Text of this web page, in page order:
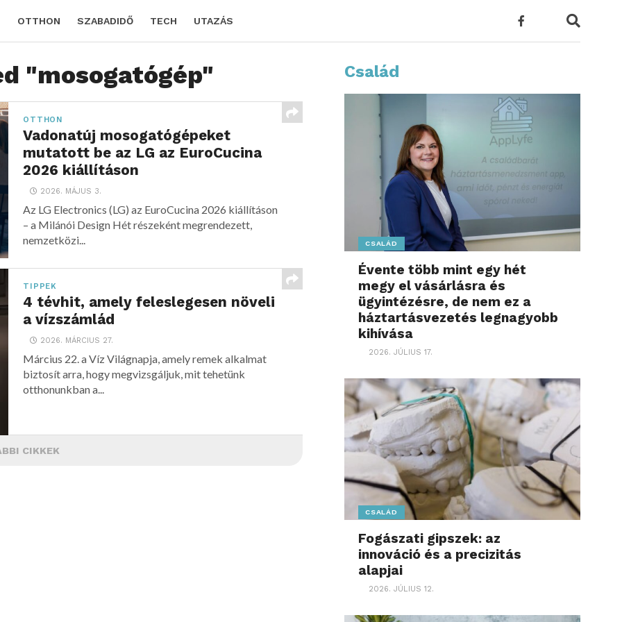
OTTHON SZABADIDŐ TECH UTAZÁS
"mosogatógép"
OTTHON
Vadonatúj mosogatógépeket
mutatott be az LG az EuroCucina
2026 kiállításon
2026. MÁJUS 3.
Az LG Electronics (LG) az EuroCucina 2026 kiállításon
– a Milánói Design Hét részeként megrendezett,
nemzetközi...
TIPPEK
4 tévhit, amely feleslegesen növeli
a vízszámlád
2026. MÁRCIUS 27.
Március 22. a Víz Világnapja, amely remek alkalmat
biztosít arra, hogy megvizsgáljuk, mit tehetünk
otthonunkban a...
CIKKEK
Család
CSALÁD
Évente több mint egy hét
megy el vásárlásra és
ügyintézésre, de nem ez a
háztartásvezetés legnagyobb
kihívása
2026. JÚLIUS 17.
CSALÁD
Fogászati gipszek: az
innováció és a precizitás
alapjai
2026. JÚLIUS 12.